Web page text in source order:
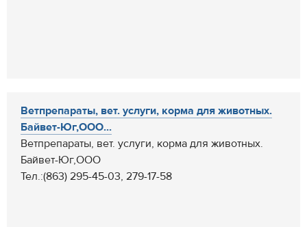
Ветпрепараты, вет. услуги, корма для животных.
Байвет-Юг,ООО...
Ветпрепараты, вет. услуги, корма для животных.
Байвет-Юг,ООО
Тел.:(863) 295-45-03, 279-17-58